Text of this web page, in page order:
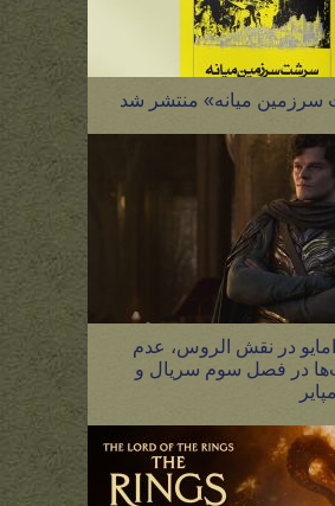
میانه» منتشر شد
در نقش الروس، عدم
در فصل سوم سریال و